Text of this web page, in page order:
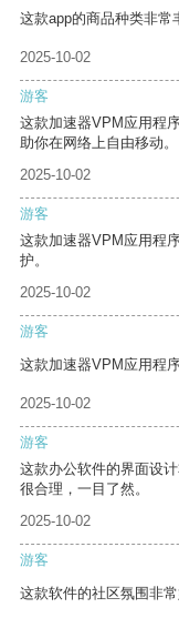
这款app的商品种类非常
2025-10-02
游客
这款加速器VPM应用程
助你在网络上自由移动。
2025-10-02
游客
这款加速器VPM应用程
护。
2025-10-02
游客
这款加速器VPM应用程
2025-10-02
游客
这款办公软件的界面设
很合理，一目了然。
2025-10-02
游客
这款软件的社区氛围非